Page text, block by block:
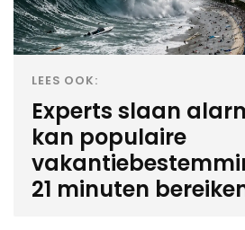
LEES OOK:
Experts slaan
kan populaire
21 minuten